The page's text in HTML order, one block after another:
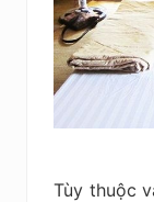
Tùy thuộc